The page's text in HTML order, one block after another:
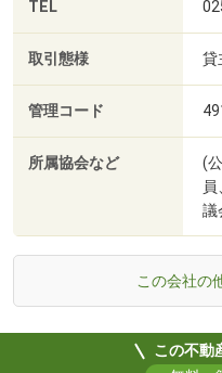
TEL
取引態様 貸
管理コード
所属協会など
(
議
この会社の
この不動